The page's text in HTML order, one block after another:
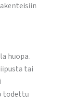
huopa.
tai
todettu